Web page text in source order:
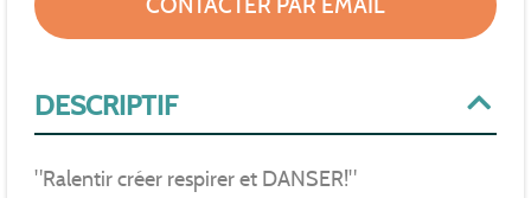
DESCRIPTIF
"Ralentir créer respirer et DANSER!"